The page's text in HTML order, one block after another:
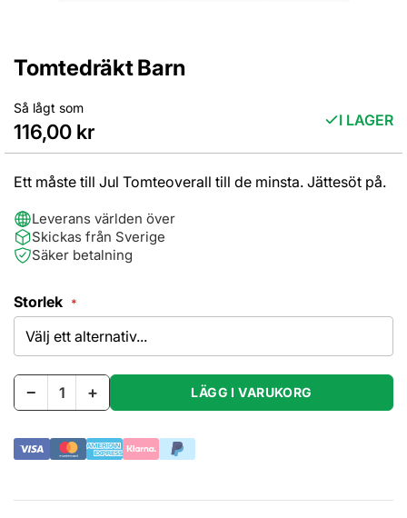
Tomtedräkt Barn
Så lågt som
116,00 kr I LAGER
Ett måste till Jul Tomteoverall till de minsta. Jättesöt på.
Leverans världen över
Skickas från Sverige
Säker betalning
Storlek
− + LÄGG I VARUKORG
Hoppa
början
av
bildgalleriet